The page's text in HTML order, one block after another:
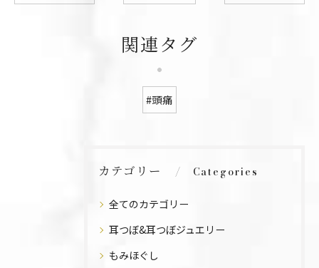
関連タグ
#頭痛
カテゴリー Categories
全てのカテゴリー
耳つぼ&耳つぼジュエリー
もみほぐし